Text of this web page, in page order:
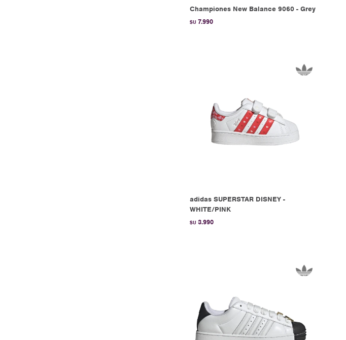
Championes New Balance 9060 - Grey
$U 7.990
adidas SUPERSTAR DISNEY -
WHITE/PINK
$U 3.990